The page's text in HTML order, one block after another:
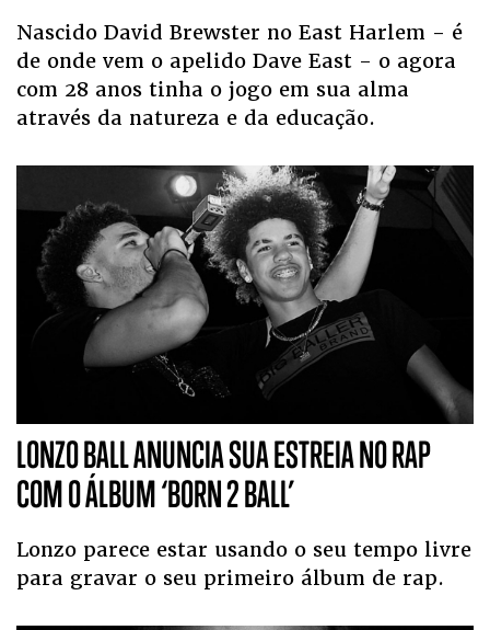
Nascido David Brewster no East Harlem - é
de onde vem o apelido Dave East - o agora
com 28 anos tinha o jogo em sua alma
através da natureza e da educação.
LONZO BALL ANUNCIA SUA ESTREIA NO RAP
COM O ÁLBUM ‘BORN 2 BALL’
Lonzo parece estar usando o seu tempo livre
para gravar o seu primeiro álbum de rap.